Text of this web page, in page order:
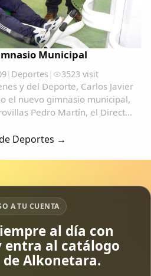
Municipal
| Deportes | 3523 visit
y del Deporte, Carlos Javier
el nuevo gimnasio municipal,
Pedro Martín, el Director
Tajo...
Deportes →
A TU CUENTA
al día con
entra al catálogo
Alkonetara.